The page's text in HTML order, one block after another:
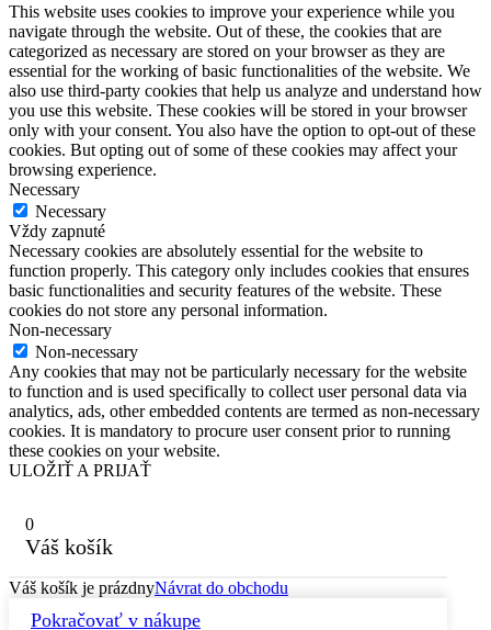
This website uses cookies to improve your experience while you
navigate through the website. Out of these, the cookies that are
categorized as necessary are stored on your browser as they are
essential for the working of basic functionalities of the website. We
also use third-party cookies that help us analyze and understand how
you use this website. These cookies will be stored in your browser
only with your consent. You also have the option to opt-out of these
cookies. But opting out of some of these cookies may affect your
browsing experience.
Necessary
Necessary
Vždy zapnuté
Necessary cookies are absolutely essential for the website to
function properly. This category only includes cookies that ensures
basic functionalities and security features of the website. These
cookies do not store any personal information.
Non-necessary
Non-necessary
Any cookies that may not be particularly necessary for the website
to function and is used specifically to collect user personal data via
analytics, ads, other embedded contents are termed as non-necessary
cookies. It is mandatory to procure user consent prior to running
these cookies on your website.
ULOŽIŤ A PRIJAŤ
0
Váš košík
Váš košík je prázdnyNávrat do obchodu
Pokračovať v nákupe